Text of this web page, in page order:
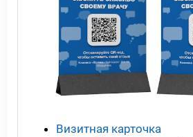
Визитная карточка